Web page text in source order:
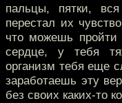
пальцы, пятки,
перестал их
что можешь пройти
сердце, у тебя
организм тебя еще
заработаешь эту
без своих каких-то